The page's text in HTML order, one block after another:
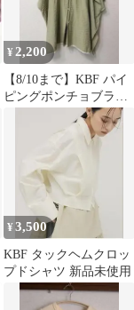
¥ 2,200
【8/10まで】KBF パイ
ピングポンチョブラウ
¥3,500
KBF タックヘムクロッ
プドシャツ 新品未使用